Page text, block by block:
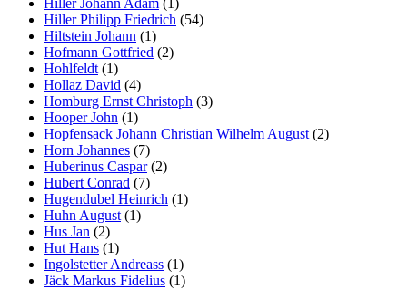
Hiller Johann Adam (1)
Hiller Philipp Friedrich (54)
Hiltstein Johann (1)
Hofmann Gottfried (2)
Hohlfeldt (1)
Hollaz David (4)
Homburg Ernst Christoph (3)
Hooper John (1)
Hopfensack Johann Christian Wilhelm August (2)
Horn Johannes (7)
Huberinus Caspar(2)
Hubert Conrad (7)
Hugendubel Heinrich (1)
Huhn August (1)
Hus Jan (2)
Hut Hans (1)
Ingolstetter Andreass (1)
Jäck Markus Fidelius (1)